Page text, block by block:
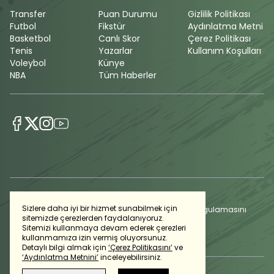
Sizlere daha iyi bir hizmet sunabilmek için
sitemizde çerezlerden faydalanıyoruz.
Sitemizi kullanmaya devam ederek çerezleri
kullanmamıza izin vermiş oluyorsunuz.
Detaylı bilgi almak için ‘Çerez Politikasını’ve
‘Aydınlatma Metnini’inceleyebilirsiniz.
Transfer
Futbol
Basketbol
Tenis
Voleybol
NBA
Puan Durumu
Fikstür
Canlı Skor
Yazarlar
Künye
Tüm Haberler
Gizlilik Politikası
Aydınlatma Metni
Çerez Politikası
Kullanım Koşulları
Günlük gelişmeleri takip edebilmek için habertürk uygulamasını
indirin